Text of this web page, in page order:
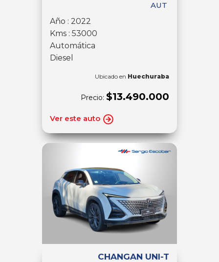
AUT
Año : 2022
Kms : 53000
Automática
Diesel
Ubicado en Huechuraba
Precio: $13.490.000
Ver este auto
CHANGAN UNI-T